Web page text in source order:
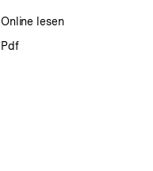
verfügbar
Online lesen
verfügbar
Pdf